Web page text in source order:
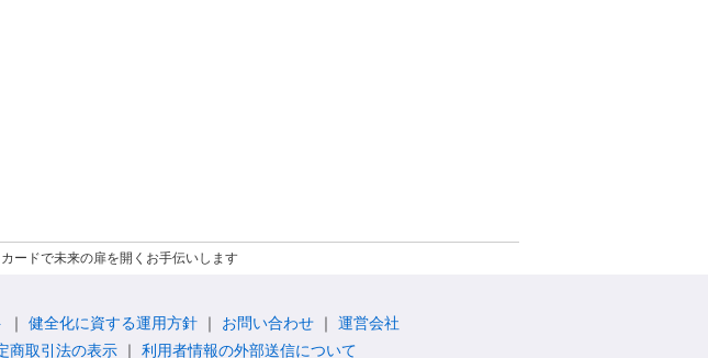
ードで未来の扉を開くお手伝いします
健全化に資する運用方針 お問い合わせ
運営会社
商取引法の表示 利用者情報の外部送信について